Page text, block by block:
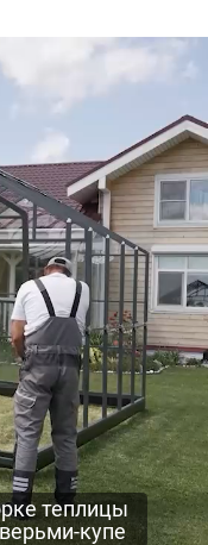
теплицы
купе